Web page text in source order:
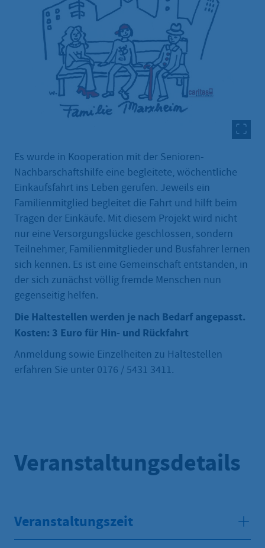
Es wurde in Kooperation mit der Senioren-
Nachbarschaftshilfe eine begleitete, wöchentliche
Einkaufsfahrt ins Leben gerufen. Jeweils ein
Familienmitglied begleitet die Fahrt und hilft beim
Tragen der Einkäufe. Mit diesem Projekt wird nicht
nur eine Versorgungslücke geschlossen, sondern
Teilnehmer, Familienmitglieder und Busfahrer lernen
sich kennen. Es ist eine Gemeinschaft entstanden, in
der sich zunächst völlig fremde Menschen nun
gegenseitig helfen.
Die Haltestellen werden je nach Bedarf angepasst.
Kosten: 3 Euro für Hin- und Rückfahrt
Anmeldung sowie Einzelheiten zu Haltestellen
erfahren Sie unter 0176 / 5431 3411.
Veranstaltungsdetails
Veranstaltungszeit